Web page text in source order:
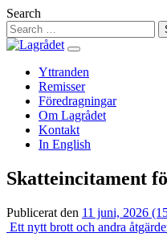
Hoppa
till
innehåll
Search
Yttranden
Remisser
Föredragningar
Om Lagrådet
Kontakt
In English
Skatteincitament
Publicerat den 11 juni, 2026
Inläggsnavigering
Ett nytt brott och andra